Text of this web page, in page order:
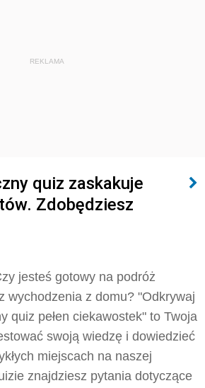
REKLAMA
quiz zaskakuje
Zdobędziesz
jesteś gotowy na podróż
wychodzenia z domu? "Odkrywaj
quiz pełen ciekawostek" to Twoja
swoją wiedzę i dowiedzieć
miejscach na naszej
znajdziesz pytania dotyczące